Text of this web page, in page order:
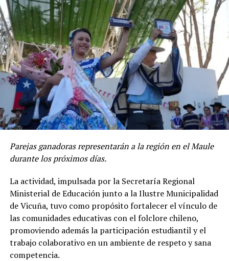
Parejas ganadoras representarán a la región en el Maule
durante los próximos días.
La actividad, impulsada por la Secretaría Regional
Ministerial de Educación junto a la Ilustre Municipalidad
de Vicuña, tuvo como propósito fortalecer el vínculo de
las comunidades educativas con el folclore chileno,
promoviendo además la participación estudiantil y el
trabajo colaborativo en un ambiente de respeto y sana
competencia.